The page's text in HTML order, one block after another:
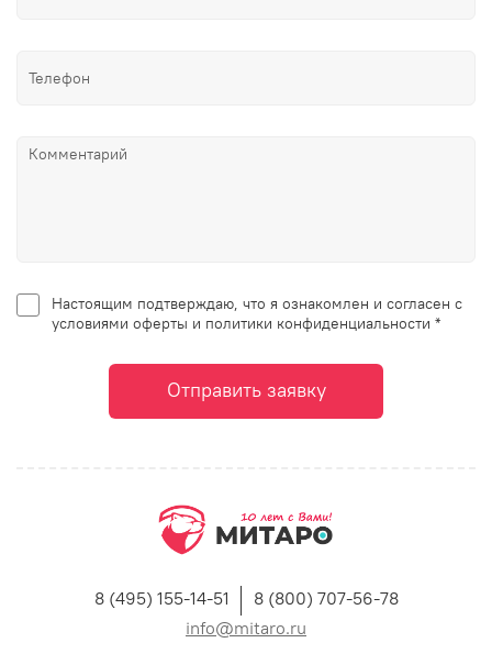
Настоящим подтверждаю, что я ознакомлен и согласен с
условиями оферты и политики конфиденциальности *
Отправить заявку
8 (495) 155-14-51
8 (800) 707-56-78
info@mitaro.ru